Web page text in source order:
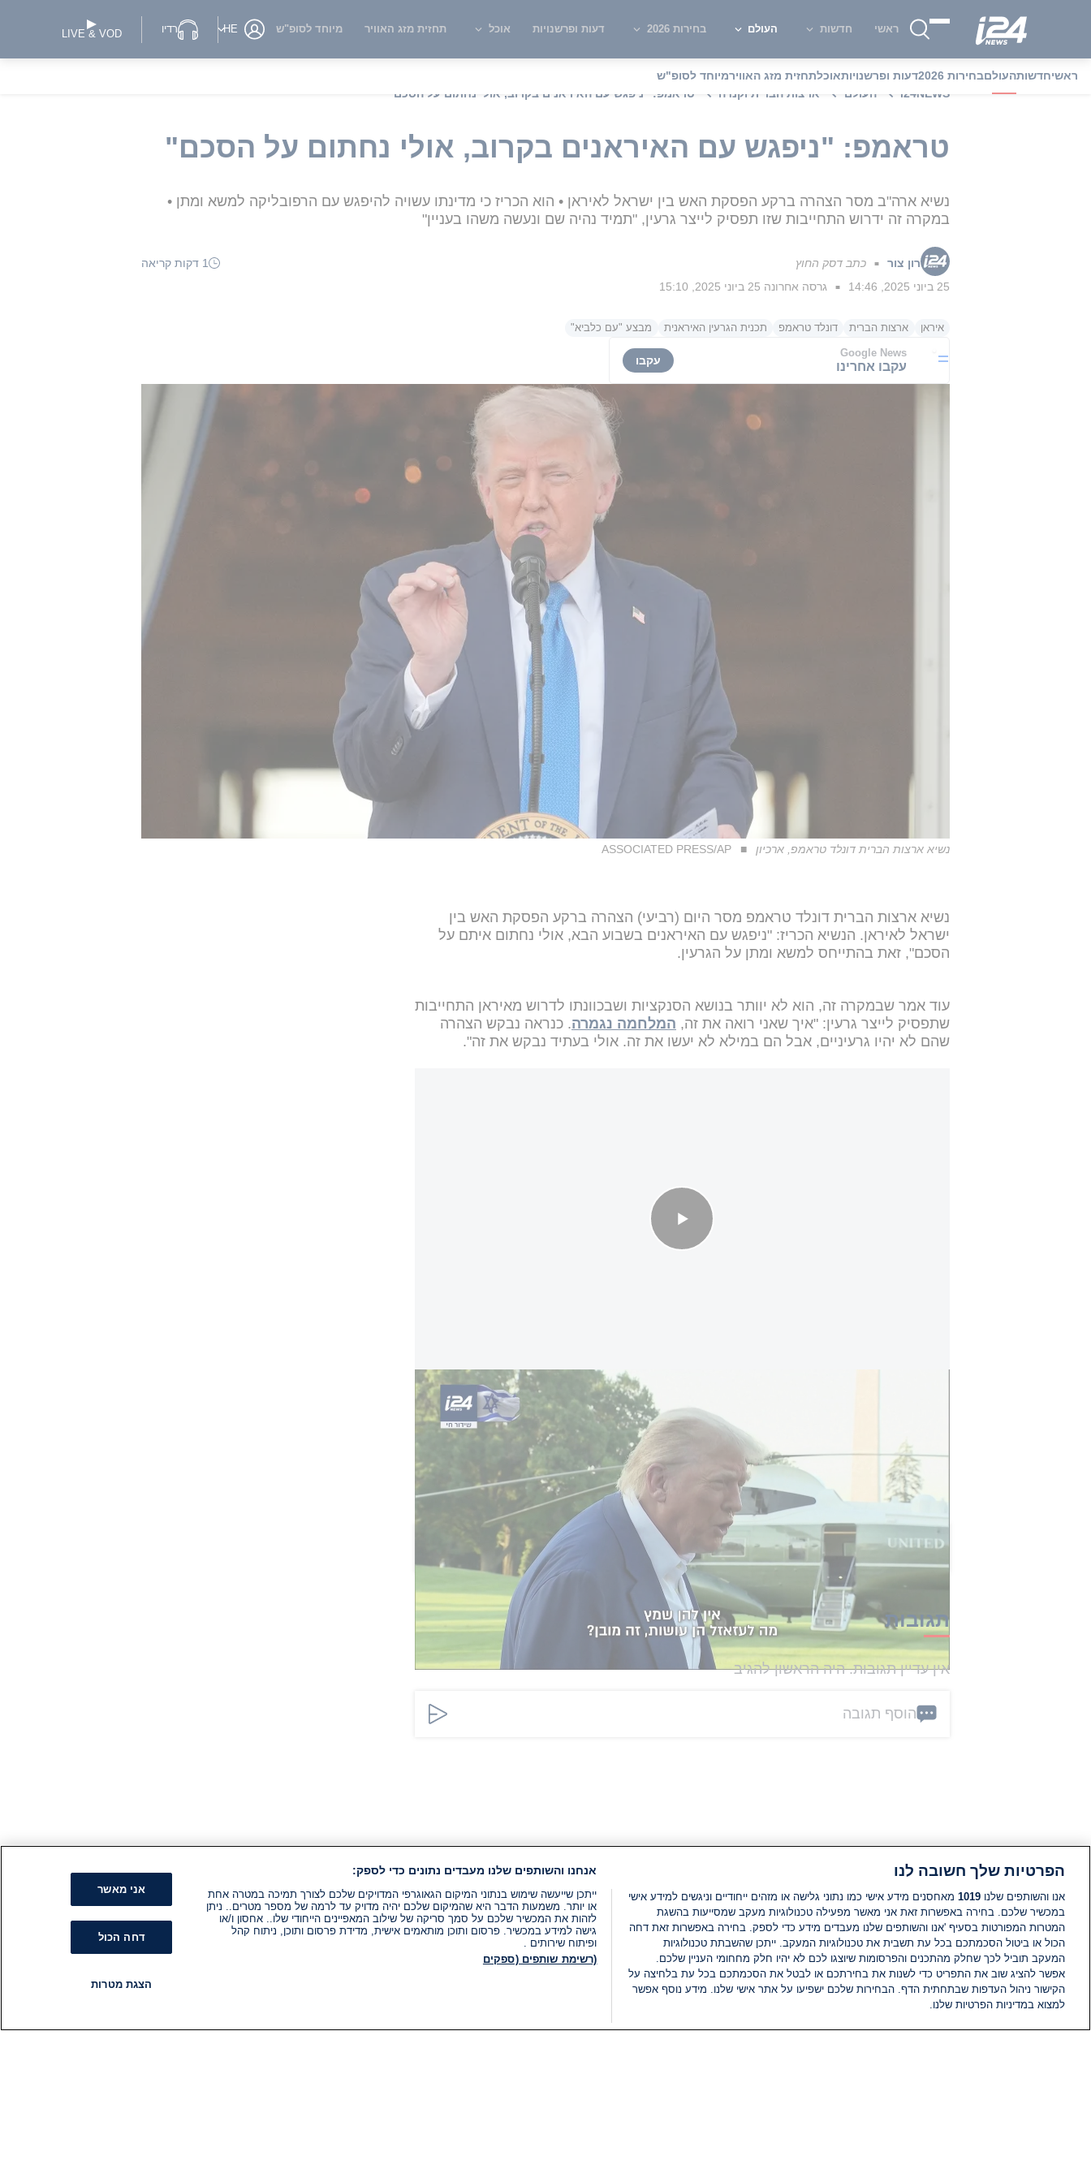
ראשי חדשות העולם בחירות 2026 דעות ופרשנויות אוכל תחזית מזג האוויר מיוחד לסופ"ש HE רדיו LIVE & VOD
ראשיחדשותהעולםבחירות 2026 דעות ופרשנויותאוכלתחזית מזג האווירמיוחד לסופ"ש
i24NEWS
העולם ארצות הברית וקנדה טראמפ: "ניפגש עם האיראנים בקרוב, אולי נחתום על הסכם"
טראמפ: "ניפגש עם האיראנים בקרוב, אולי נחתום על הסכם"
נשיא ארה"ב מסר הצהרה ברקע הפסקת האש בין ישראל לאיראן • הוא הכריז כי מדינתו עשויה להיפגש עם הרפובליקה למשא ומתן •
במקרה זה ידרוש התחייבות שזו תפסיק לייצר גרעין, "תמיד נהיה שם ונעשה משהו בעניין"
רון צור ■ כתב דסק החוץ
1 דקות קריאה
25 ביוני 2025, 14:46
■ גרסה אחרונה 25 ביוני 2025, 15:10
איראן ארצות הברית דונלד טראמפ תכנית הגרעין האיראנית מבצע "עם כלביא"
Google News
עקבו אחרינו עקבו
נשיא ארצות הברית דונלד טראמפ, ארכיון ASSOCIATED PRESS/AP
נשיא ארצות הברית דונלד טראמפ מסר היום (רביעי) הצהרה ברקע הפסקת האש בין
ישראל לאיראן. הנשיא הכריז: "ניפגש עם האיראנים בשבוע הבא, אולי נחתום איתם על
הסכם", זאת בהתייחס למשא ומתן על הגרעין.
עוד אמר שבמקרה זה, הוא לא יוותר בנושא הסנקציות ושבכוונתו לדרוש מאיראן התחייבות
שתפסיק לייצר גרעין: "איך שאני רואה את זה, המלחמה נגמרה. כנראה נבקש הצהרה
שהם לא יהיו גרעיניים, אבל הם במילא לא יעשו את זה. אולי בעתיד נבקש את זה".
הניצחון הישראלי והפסקת האש | דקה אחרי דקה: היממה הדרמטית - והזעם של טראמפ
בין ישראל לאיראן, ואמר שלדעתו, "סבב נוסף יכול
להתחיל שוב, אולי בקרוב". עם זאת, הדגיש כי "ישראל תחזור למה שהיא עושה, ולאיראן
יש נפט, אני לא רואה אותם חוזרים לעניין הגרעין. ואם כן, אנחנו תמיד שם, אם לא אני אז
יהיה מישהו אחר, אבל נצטרך לעשות משהו לגבי זה". עוד הדגיש כי לדעתו, "המלחמה
נגמרה למעשה כשפגענו במתקנים הגרעיניים".
הכתבה הזו קיבלה 0 תגובות הוסף תגובה
תגובות
אין עדיין תגובות. היה הראשון להגיב
הוסף תגובה
הפרטיות שלך חשובה לנו
אנו והשותפים שלנו 1019 מאחסנים מידע אישי כמו נתוני גלישה או מזהים ייחודיים וניגשים למידע אישי
במכשיר שלכם. בחירה באפשרות זאת אני מאשר מפעילה טכנולוגיות מעקב שמסייעות בהשגת
המטרות המפורטות בסעיף 'אנו והשותפים שלנו מעבדים מידע כדי לספק. בחירה באפשרות זאת דחה
הכול או ביטול הסכמתכם בכל עת תשבית את טכנולוגיות המעקב. ייתכן שהשבתת טכנולוגיות
המעקב תוביל לכך שחלק מהתכנים והפרסומות שיוצגו לכם לא יהיו חלק מחחומי העניין שלכם.
אפשר להציג שוב את התפריט כדי לשנות את בחירתכם או לבטל את הסכמתכם בכל עת בלחיצה על
הקישור ניהול העדפות שבתחתית הדף. הבחירות שלכם ישפיעו על אתר אישי שלנו. מידע נוסף אפשר
למצוא במדיניות הפרטיות שלנו.
אנחנו והשותפים שלנו מעבדים נתונים כדי לספק:
ייתכן שייעשה שימוש בנתוני המיקום הגאוגרפי המדויקים שלכם לצורך תמיכה במטרה אחת
או יותר. משמעות הדבר היא שהמיקום שלכם יהיה מדויק עד לרמה של מספר מטרים.. ניתן
לזהות את המכשיר שלכם על סמך סריקה של שילוב המאפיינים הייחודי שלו.. אחסון ו/או
גישה למידע במכשיר. פרסום ותוכן מותאמים אישית, מדידת פרסום ותוכן, ניתוח קהל
ופיתוח שירותים .
(רשימת שותפים (ספקים
אני מאשר
דחה הכול
הצגת מטרות